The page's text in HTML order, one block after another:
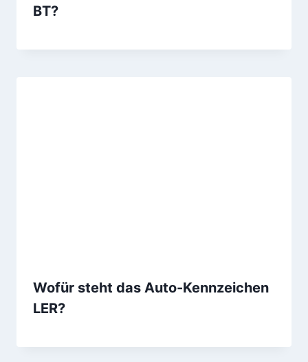
BT?
Wofür steht das Auto-Kennzeichen
LER?